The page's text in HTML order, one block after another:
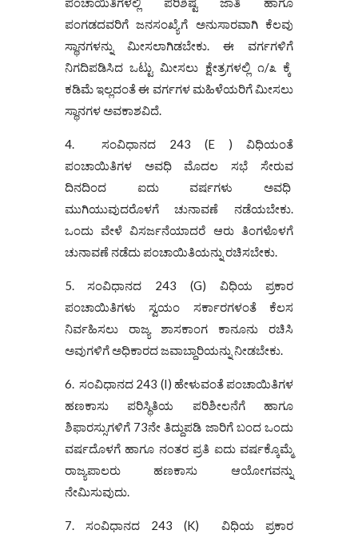
ಪಂಗಡದವರಿಗೆ ಜನಸಂಖ್ಯೆಗೆ ಅನುಸಾರವಾಗಿ ಕೆಲವು
ಸ್ಥಾನಗಳನ್ನು ಮೀಸಲಾಗಿಡಬೇಕು. ಈ ವರ್ಗಗಳಿಗೆ
ನಿಗದಿಪಡಿಸಿದ ಒಟ್ಟು ಮೀಸಲು ಕ್ಷೇತ್ರಗಳಲ್ಲಿ ೧/೩ ಕ್ಕೆ
ಕಡಿಮೆ ಇಲ್ಲದಂತೆ ಈ ವರ್ಗಗಳ ಮಹಿಳೆಯರಿಗೆ ಮೀಸಲು
ಸ್ಥಾನಗಳ ಅವಕಾಶವಿದೆ.
4. ಸಂವಿಧಾನದ 243 (E ) ವಿಧಿಯಂತೆ
ಪಂಚಾಯಿತಿಗಳ ಅವಧಿ ಮೊದಲ ಸಭೆ ಸೇರುವ
ದಿನದಿಂದ ಐದು ವರ್ಷಗಳು ಅವಧಿ
ಮುಗಿಯುವುದರೊಳಗೆ ಚುನಾವಣೆ ನಡೆಯಬೇಕು.
ಒಂದು ವೇಳೆ ವಿಸರ್ಜನೆಯಾದರೆ ಆರು ತಿಂಗಳೊಳಗೆ
ಚುನಾವಣೆ ನಡೆದು ಪಂಚಾಯಿತಿಯನ್ನು ರಚಿಸಬೇಕು.
5. ಸಂವಿಧಾನದ 243 (G) ವಿಧಿಯ ಪ್ರಕಾರ
ಪಂಚಾಯಿತಿಗಳು ಸ್ವಯಂ ಸರ್ಕಾರಗಳಂತೆ ಕೆಲಸ
ನಿರ್ವಹಿಸಲು ರಾಜ್ಯ ಶಾಸಕಾಂಗ ಕಾನೂನು ರಚಿಸಿ
ಅವುಗಳಿಗೆ ಅಧಿಕಾರದ ಜವಾಬ್ದಾರಿಯನ್ನು ನೀಡಬೇಕು.
6. ಸಂವಿಧಾನದ 243 (I) ಹೇಳುವಂತೆ ಪಂಚಾಯಿತಿಗಳ
ಹಣಕಾಸು ಪರಿಸ್ಥಿತಿಯ ಪರಿಶೀಲನೆಗೆ ಹಾಗೂ
ಶಿಫಾರಸ್ಸುಗಳಿಗೆ 73ನೇ ತಿದ್ದುಪಡಿ ಜಾರಿಗೆ ಬಂದ ಒಂದು
ವರ್ಷದೊಳಗೆ ಹಾಗೂ ನಂತರ ಪ್ರತಿ ಐದು ವರ್ಷಕ್ಕೊಮ್ಮೆ
ರಾಜ್ಯಪಾಲರು ಹಣಕಾಸು ಆಯೋಗವನ್ನು
ನೇಮಿಸುವುದು.
7. ಸಂವಿಧಾನದ 243 (K) ವಿಧಿಯ ಪ್ರಕಾರ